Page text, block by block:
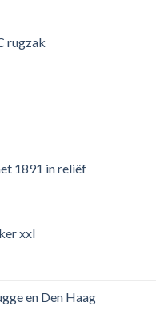
rugzak
1891 in reliëf
xxl
en Den Haag